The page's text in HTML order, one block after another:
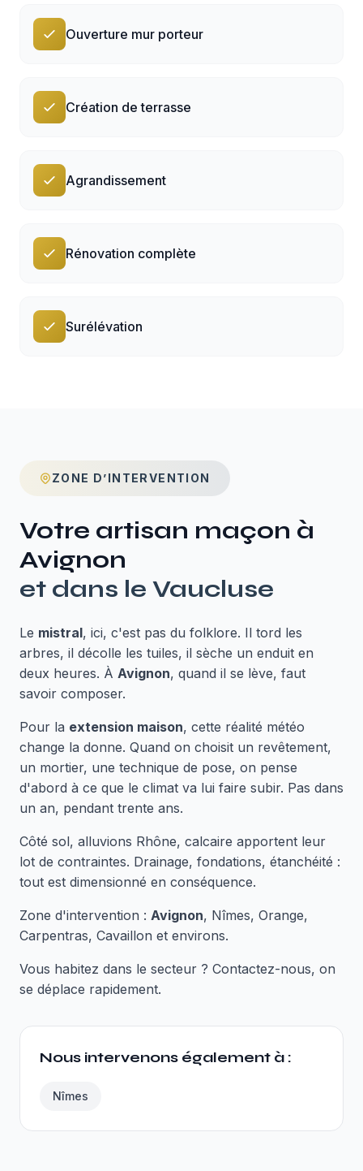
Ouverture mur porteur
Création de terrasse
Agrandissement
Rénovation complète
Surélévation
ZONE D’INTERVENTION
Votre artisan maçon à
Avignon
et dans le Vaucluse
Le mistral, ici, c'est pas du folklore. Il tord les
arbres, il décolle les tuiles, il sèche un enduit en
deux heures. À Avignon, quand il se lève, faut
savoir composer.
Pour la extension maison, cette réalité météo
change la donne. Quand on choisit un revêtement,
un mortier, une technique de pose, on pense
d'abord à ce que le climat va lui faire subir. Pas dans
un an, pendant trente ans.
Côté sol, alluvions Rhône, calcaire apportent leur
lot de contraintes. Drainage, fondations, étanchéité :
tout est dimensionné en conséquence.
Zone d'intervention : Avignon, Nîmes, Orange,
Carpentras, Cavaillon et environs.
Vous habitez dans le secteur ? Contactez-nous, on
se déplace rapidement.
Nous intervenons également à :
Nîmes